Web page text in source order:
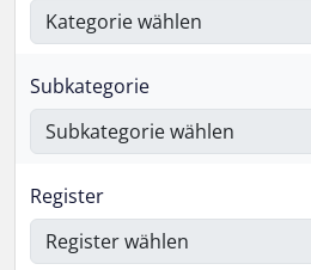
Subkategorie
Register